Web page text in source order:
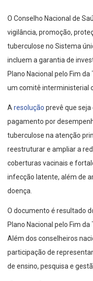
O Conselho Nacional de
vigilância, promoção,
tuberculose no Sistema
incluem a garantia de
Plano Nacional pelo Fim
um comitê interministerial
Aresolução prevê que
pagamento por
tuberculose na atenção
reestruturar e ampliar a
coberturas vacinais e
infecção latente, além de
doença.
O documento é resultado
Plano Nacional pelo Fim
Além dos conselheiros
participação de
de ensino, pesquisa e